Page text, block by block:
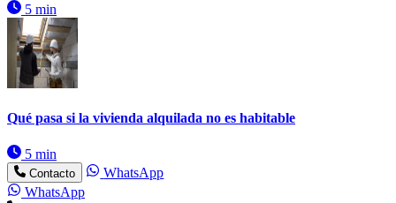
5 min
Qué pasa si la vivienda alquilada no es habitable
5 min
Contacto
WhatsApp
WhatsApp